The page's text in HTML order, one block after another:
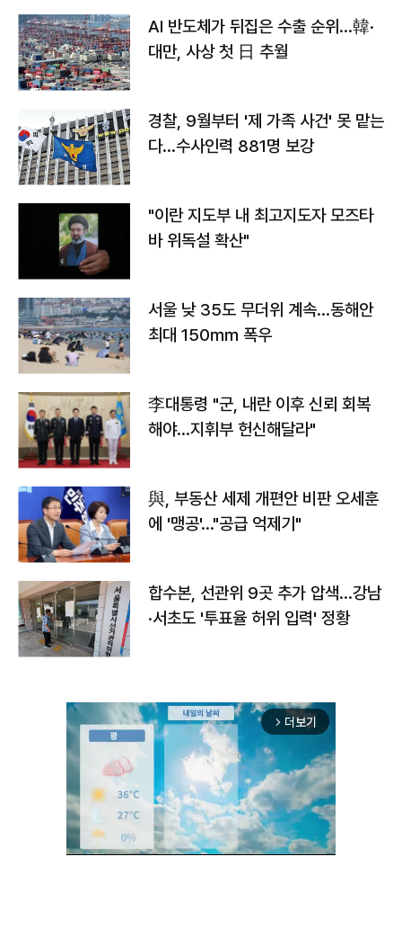
AI 반도체가 뒤집은 수출 순위…韓·
대만, 사상 첫 日 추월
경찰, 9월부터 '제 가족 사건' 못 맡는
다…수사인력 881명 보강
"이란 지도부 내 최고지도자 모즈타
바 위독설 확산"
서울 낮 35도 무더위 계속…동해안
최대 150㎜ 폭우
李대통령 "군, 내란 이후 신뢰 회복
해야…지휘부 헌신해달라"
與, 부동산 세제 개편안 비판 오세훈
에 '맹공'…"공급 억제기"
합수본, 선관위 9곳 추가 압색…강남
·서초도 '투표율 허위 입력' 정황
arrow_forward_ios 더보기